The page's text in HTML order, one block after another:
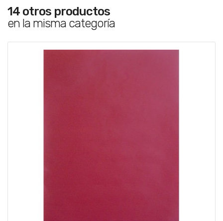
14 otros productos
en la misma categoría